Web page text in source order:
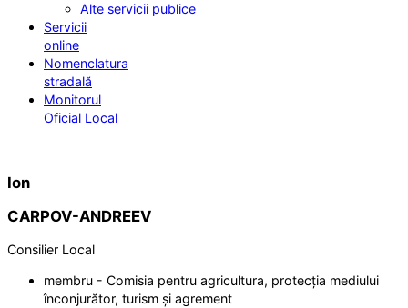
Alte servicii publice
Servicii
online
Nomenclatura
stradală
Monitorul
Oficial Local
Ion
CARPOV-ANDREEV
Consilier Local
membru - Comisia pentru agricultura, protecția mediului
înconjurător, turism și agrement